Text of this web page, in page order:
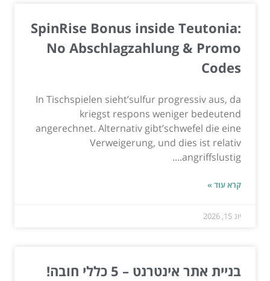
SpinRise Bonus inside Teutonia:
No Abschlagzahlung & Promo
Codes
In Tischspielen sieht’sulfur progressiv aus, da
kriegst respons weniger bedeutend
angerechnet. Alternativ gibt’schwefel die eine
Verweigerung, und dies ist relativ
angriffslustig....
קרא עוד »
יונ 15, 2026
בניית אתר אינטרנט – 5 כללי חובה!